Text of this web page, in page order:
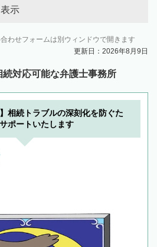
示
わせフォームは別ウィンドウで開きます
更新日：2026年8月9日
対応可能な弁護士事務所
相続トラブルの深刻化を防ぐた
ポートいたします